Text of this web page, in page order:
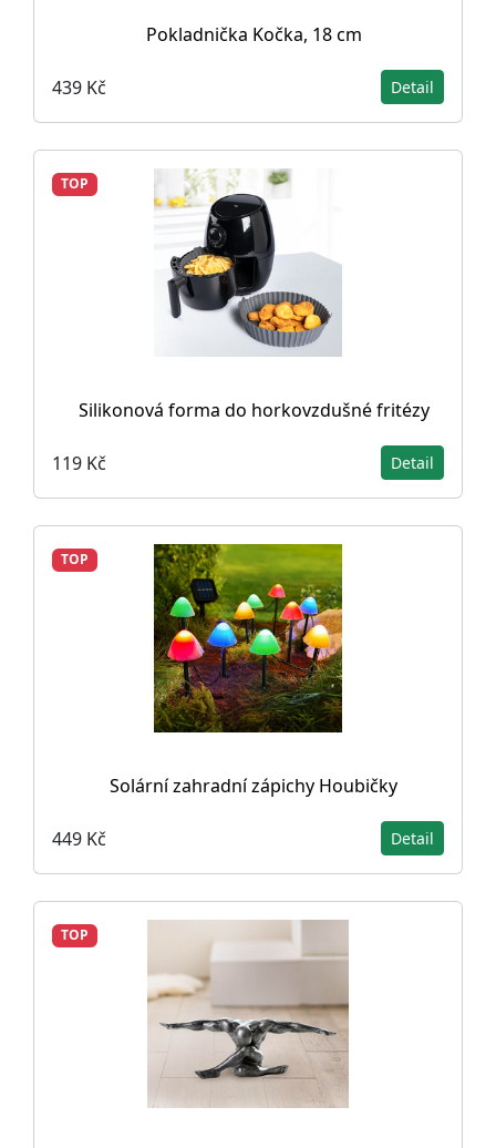
Pokladnička Kočka, 18 cm
439 Kč Detail
TOP
Silikonová forma do horkovzdušné fritézy
119 Kč Detail
TOP
Solární zahradní zápichy Houbičky
449 Kč Detail
TOP